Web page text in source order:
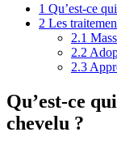
1 Qu’est-ce
2 Les
2.1
2.2
2.3
Qu’est-ce
chevelu ?